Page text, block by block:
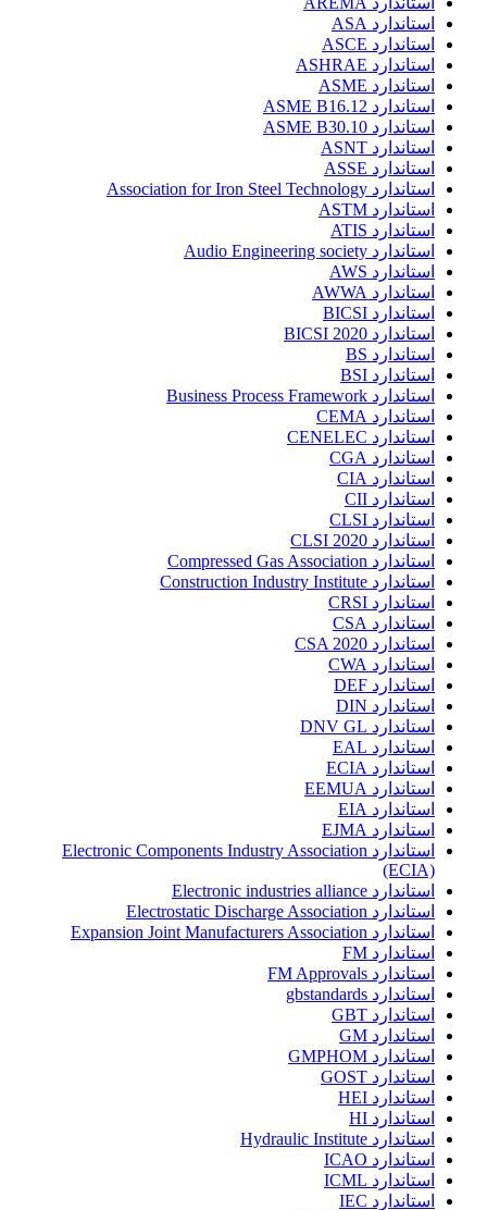
استاندارد ASA
استاندارد ASCE
استاندارد ASHRAE
استاندارد ASME
استاندارد ASME B16.12
استاندارد ASME B30.10
استاندارد ASNT
استاندارد ASSE
استاندارد Association for Iron Steel Technology
استاندارد ASTM
استاندارد ATIS
استاندارد Audio Engineering society
استاندارد AWS
استاندارد AWWA
استاندارد BICSI
استاندارد BICSI 2020
استاندارد BS
استاندارد BSI
استاندارد Business Process Framework
استاندارد CEMA
استاندارد CENELEC
استاندارد CGA
استاندارد CIA
استاندارد CII
استاندارد CLSI
استاندارد CLSI 2020
استاندارد Compressed Gas Association
استاندارد Construction Industry Institute
استاندارد CRSI
استاندارد CSA
استاندارد CSA 2020
استاندارد CWA
استاندارد DEF
استاندارد DIN
استاندارد DNV GL
استاندارد EAL
استاندارد ECIA
استاندارد EEMUA
استاندارد EIA
استاندارد EJMA
استاندارد Electronic Components Industry Association
(ECIA)
استاندارد Electronic industries alliance
استاندارد Electrostatic Discharge Association
استاندارد Expansion Joint Manufacturers Association
استاندارد FM
استاندارد FM Approvals
استاندارد gbstandards
استاندارد GBT
استاندارد GM
استاندارد GMPHOM
استاندارد GOST
استاندارد HEI
استاندارد HI
استاندارد Hydraulic Institute
استاندارد ICAO
استاندارد ICML
استاندارد IEC